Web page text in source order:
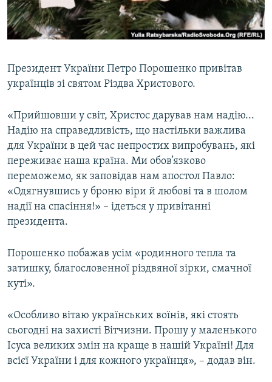
ВІДЕОУРОКИ «ELIFBE»
СВІДЧЕННЯ ОКУПАЦІЇ
Русский
Qırımtatar
ДОЛУЧАЙСЯ!
Усі сайти RFE/RL
Президент України Петро Порошенко привітав
українців зі святом Різдва Христового.
«Прийшовши у світ, Христос дарував нам надію...
Надію на справедливість, що настільки важлива
для України в цей час непростих випробувань, які
переживає наша країна. Ми обов’язково
переможемо, як заповідав нам апостол Павло:
«Одягнувшись у броню вiри й любові та в шолом
надiї на спасiння!» – ідеться у привітанні
президента.
Порошенко побажав усім «родинного тепла та
затишку, благословенної різдвяної зірки, смачної
куті».
«Особливо вітаю українських воїнів, які стоять
сьогодні на захисті Вітчизни. Прошу у маленького
Ісуса великих змін на краще в нашій Україні! Для
всієї України і для кожного українця», – додав він.